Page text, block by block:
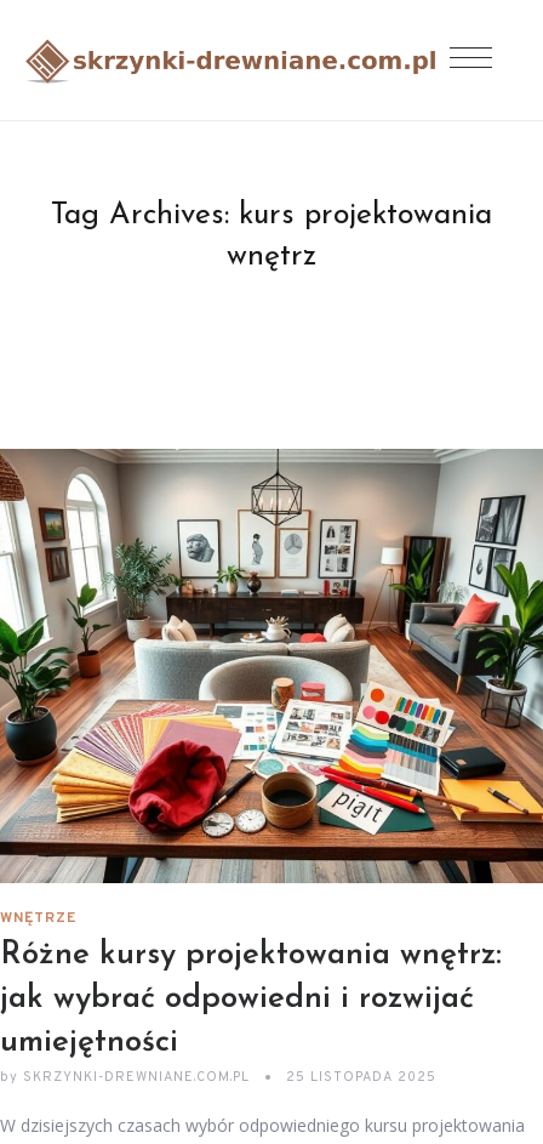
Tag Archives: kurs projektowania
wnętrz
WNĘTRZE
Różne kursy projektowania wnętrz:
jak wybrać odpowiedni i rozwijać
umiejętności
by SKRZYNKI-DREWNIANE.COM.PL 25 LISTOPADA 2025
W dzisiejszych czasach wybór odpowiedniego kursu projektowania